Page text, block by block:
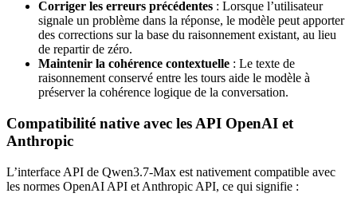
Corriger les erreurs précédentes : Lorsque l’utilisateur
signale un problème dans la réponse, le modèle peut apporter
des corrections sur la base du raisonnement existant, au lieu
de repartir de zéro.
Maintenir la cohérence contextuelle : Le texte de
raisonnement conservé entre les tours aide le modèle à
préserver la cohérence logique de la conversation.
Compatibilité native avec les API OpenAI et
Anthropic
L’interface API de Qwen3.7-Max est nativement compatible avec
les normes OpenAI API et Anthropic API, ce qui signifie :